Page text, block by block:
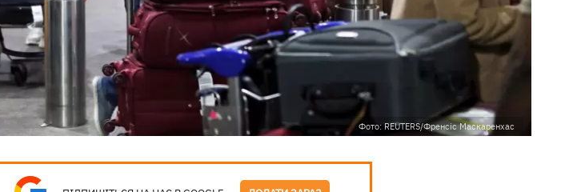
Фото: REUTERS/Френсіс Маскаренхас